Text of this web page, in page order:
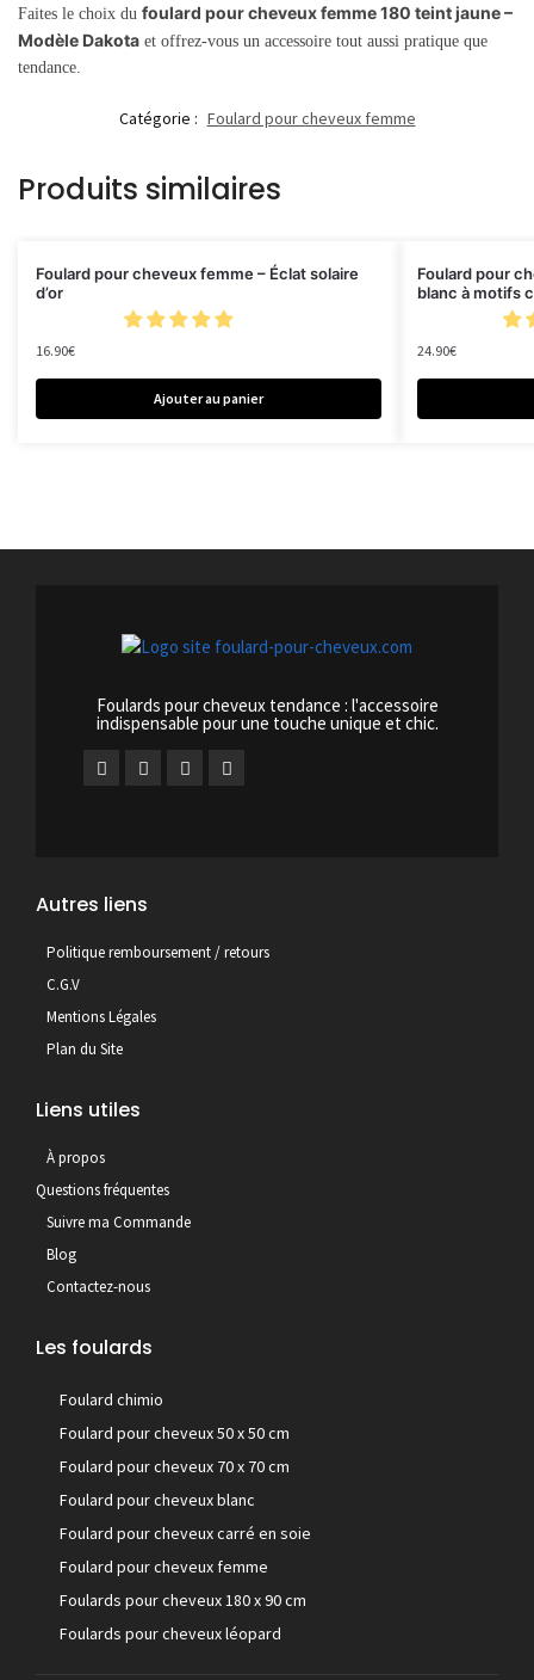
Faites le choix du foulard pour cheveux femme 180 teint jaune –
Modèle Dakota et offrez-vous un accessoire tout aussi pratique que
tendance.
Catégorie : Foulard pour cheveux femme
Produits similaires
Foulard pour cheveux femme – Éclat solaire
d’or
16.90€
Ajouter au panier
Foulard pour
blanc à motifs
24.90€
Foulards pour cheveux tendance : l'accessoire
indispensable pour une touche unique et chic.
Autres liens
Politique remboursement / retours
C.G.V
Mentions Légales
Plan du Site
Liens utiles
À propos
Questions fréquentes
Suivre ma Commande
Blog
Contactez-nous
Les foulards
Foulard chimio
Foulard pour cheveux 50 x 50 cm
Foulard pour cheveux 70 x 70 cm
Foulard pour cheveux blanc
Foulard pour cheveux carré en soie
Foulard pour cheveux femme
Foulards pour cheveux 180 x 90 cm
Foulards pour cheveux léopard